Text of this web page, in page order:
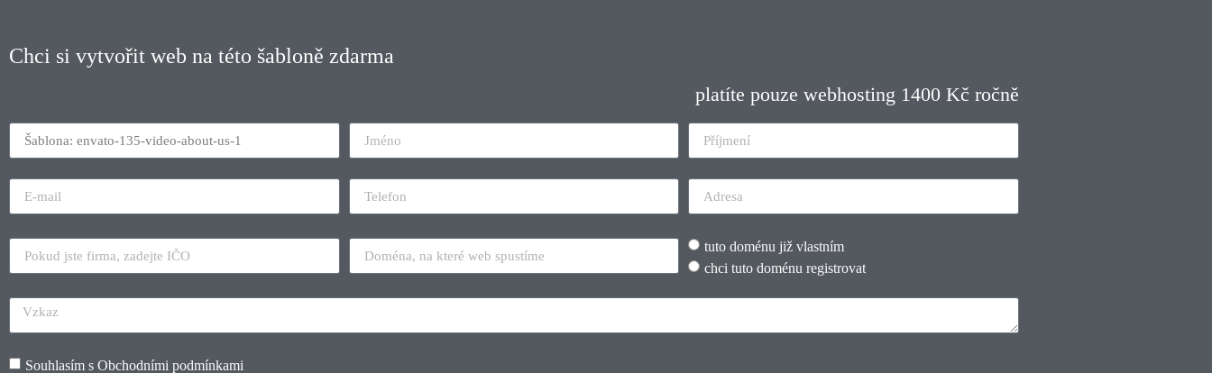
Chci si vytvořit web na této šabloně zdarma
platíte pouze webhosting 1400 Kč ročně
tuto doménu již vlastním
chci tuto doménu registrovat
Souhlasím s Obchodními podmínkami